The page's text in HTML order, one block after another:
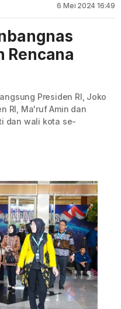
6 Mei 2024 16:49
Rencana
Presiden RI, Joko
RI, Ma'ruf Amin dan
dan wali kota se-